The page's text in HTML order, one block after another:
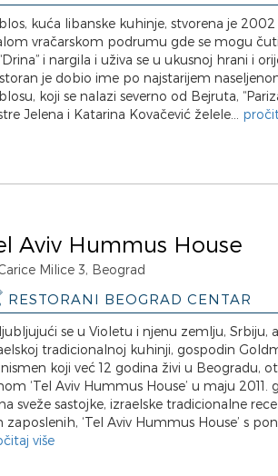
kuća libanske kuhinje, stvorena je 2002
vračarskom podrumu gde se mogu
i nargila i uživa se u ukusnoj hrani i
je dobio ime po najstarijem
koji se nalazi severno od Bejruta,
Jelena i Katarina Kovačević želele...
Aviv Hummus House
Milice 3, Beograd
RESTORANI BEOGRAD CENTAR
se u Violetu i njenu zemlju, Srbiju,
tradicionalnoj kuhinji, gospodin
koji već 12 godina živi u Beogradu,
‘Tel Aviv Hummus House’ u maju 2011.
sveže sastojke, izraelske tradicionalne
zaposlenih, ‘Tel Aviv Hummus House’ s
više